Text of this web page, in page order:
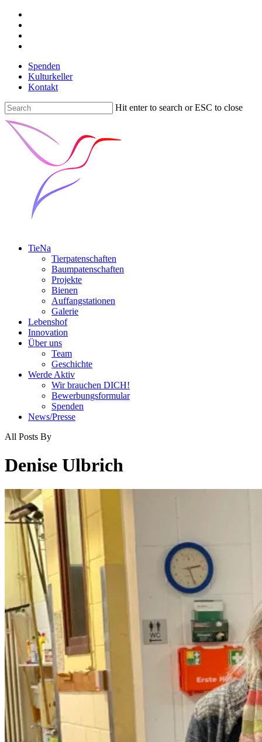
Spenden
Kulturkeller
Kontakt
Hit enter to search or ESC to close
TieNa
Tierpatenschaften
Baumpatenschaften
Projekte
Bienen
Auffangstationen
Galerie
Lebenshof
Innovation
Über uns
Team
Geschichte
Werde Aktiv
Wir brauchen DICH!
Bewerbungsformular
Spenden
News/Presse
All Posts By
Denise Ulbrich